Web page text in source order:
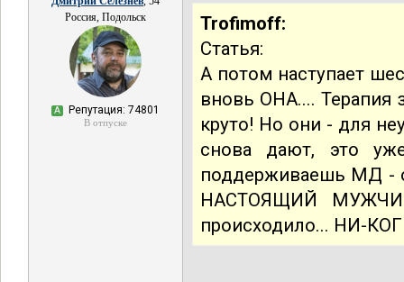
Россия, Подольск
А Репутация: 74801
В отпуске
Trofimoff:
Статья:
А потом наступает
вновь ОНА.... Терапия
круто! Но они - для
снова дают, это
поддерживаешь МД -
НАСТОЯЩИЙ
происходило... НИ-КОГ